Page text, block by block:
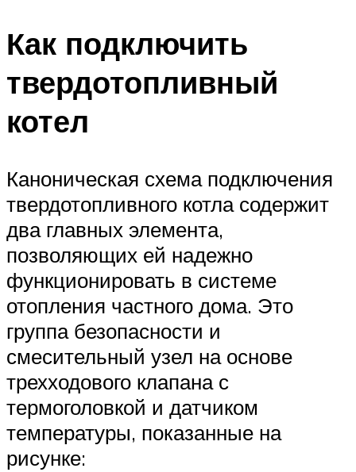
Как подключить
твердотопливный
котел
Каноническая схема подключения
твердотопливного котла содержит
два главных элемента,
позволяющих ей надежно
функционировать в системе
отопления частного дома. Это
группа безопасности и
смесительный узел на основе
трехходового клапана с
термоголовкой и датчиком
температуры, показанные на
рисунке: